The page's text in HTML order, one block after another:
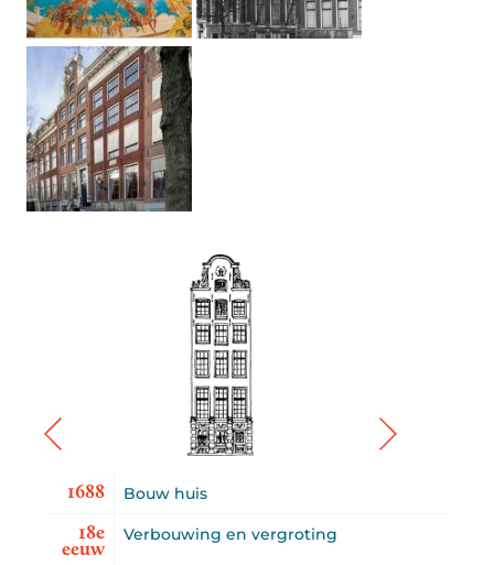
1688 Bouw huis
18e
eeuw
Verbouwing en vergroting